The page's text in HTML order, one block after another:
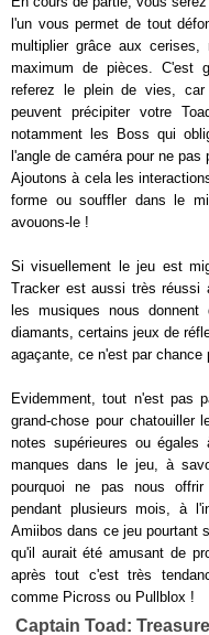
l'un vous permet de tout
multiplier grâce aux
maximum de pièces. C'est
referez le plein de vies,
peuvent précipiter votre
notamment les Boss qui
l'angle de caméra pour ne
Ajoutons à cela les
forme ou souffler dans le
avouons-le !
Si visuellement le jeu est
Tracker est aussi très réussi
les musiques nous
diamants, certains jeux de
agaçante, ce n'est par
Evidemment, tout n'est pas
grand-chose pour chatouiller
notes supérieures ou
manques dans le jeu, à
pourquoi ne pas nous
pendant plusieurs mois, à
Amiibos dans ce jeu pourtant
qu'il aurait été amusant de
après tout c'est très
comme Picross ou Pullblox !
Captain Toad: